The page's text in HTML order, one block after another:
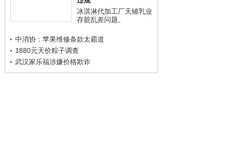
冰淇淋代加工厂天辅乳业
存脏乱差问题。
中消协：苹果维修条款太霸道
1880元天价粽子调查
武汉家乐福涉嫌价格欺诈